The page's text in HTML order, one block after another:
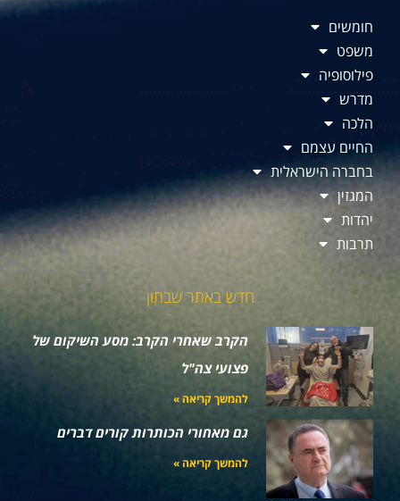
חומשים
משפט
פילוסופיה
מדרש
הלכה
החיים עצמם
בחברה הישראלית
המגזין
יהדות
תרבות
חדש באתר שבתון
הקרב שאחרי הקרב: מסע השיקום של
פצועי צה"ל
להמשך קריאה »
גם מאחורי הכותרות קורים דברים
להמשך קריאה »